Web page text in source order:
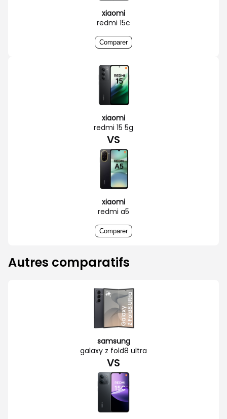
xiaomi
redmi 15c
Comparer
xiaomi
redmi 15 5g
VS
xiaomi
redmi a5
Comparer
Autres comparatifs
samsung
galaxy z fold8 ultra
VS